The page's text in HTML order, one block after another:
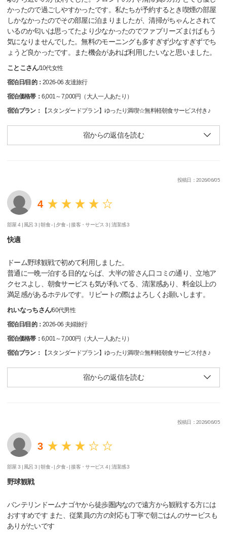
かったので過ごしやすかったです。私たちが予約するとき喫煙の部屋
しかなかったのでその部屋に泊まりましたが、清掃がちゃんとされて
いるのか匂いは思ってたより少なかったのでファブリーズまけばもう
気になりませんでした。無料のモーニングも多すぎず少なすぎずでち
ょうど良かったです。また機会があれば利用したいなと思いました。
ことこさん/10代女性
宿泊日/目的：2026-06 友達旅行
宿泊価格帯： 6,001～7,000円（大人一人あたり）
宿泊プラン：
【スタンダードプラン】ゆったり満喫☆無料軽朝食サービス付き♪
宿からの返信を読む
投稿日：2026/06/05
4
部屋 4 | 風呂 3 |朝食 - | 夕食 - |接客・サービス 3 |清潔感 3
快適
ドーム野球観戦で初めて利用しました。
普通に一晩一泊する目的ならば、大半の皆さん口コミの通り、立地ア
クセスよし、朝食サービスも気が利いてる、清潔感あり、料金以上の
満足感があるホテルです。リピートの際はよろしくお願いします。
れいなっちさん/60代男性
宿泊日/目的：2026-06 夫婦旅行
宿泊価格帯： 6,001～7,000円（大人一人あたり）
宿泊プラン：
【スタンダードプラン】ゆったり満喫☆無料軽朝食サービス付き♪
宿からの返信を読む
投稿日：2026/06/05
3
部屋 3 | 風呂 3 |朝食 - | 夕食 - |接客・サービス 4 |清潔感 3
野球観戦
バンテリンドームナゴヤから徒歩圏内なので遠方から観戦する方には
おすすめです また、従業員の方の対応も丁寧で朝ごはんのサービスも
ありがたいです